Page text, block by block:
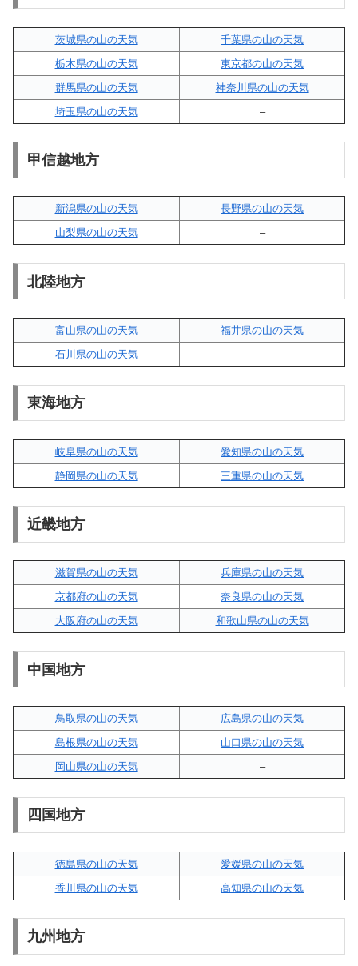
茨城県の山の天気
千葉県の山の天気
栃木県の山の天気
東京都の山の天気
群馬県の山の天気
神奈川県の山の天気
埼玉県の山の天気
–
甲信越地方
新潟県の山の天気
長野県の山の天気
山梨県の山の天気
–
北陸地方
富山県の山の天気
福井県の山の天気
石川県の山の天気
–
東海地方
岐阜県の山の天気
愛知県の山の天気
静岡県の山の天気
三重県の山の天気
近畿地方
滋賀県の山の天気
兵庫県の山の天気
京都府の山の天気
奈良県の山の天気
大阪府の山の天気
和歌山県の山の天気
中国地方
鳥取県の山の天気
広島県の山の天気
島根県の山の天気
山口県の山の天気
岡山県の山の天気
–
四国地方
徳島県の山の天気
愛媛県の山の天気
香川県の山の天気
高知県の山の天気
九州地方